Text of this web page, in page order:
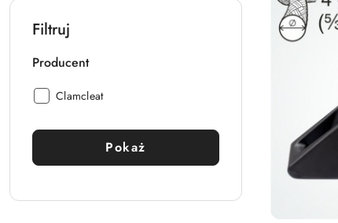
Filtruj
Producent
Producent:
Clamcleat
Pokaż